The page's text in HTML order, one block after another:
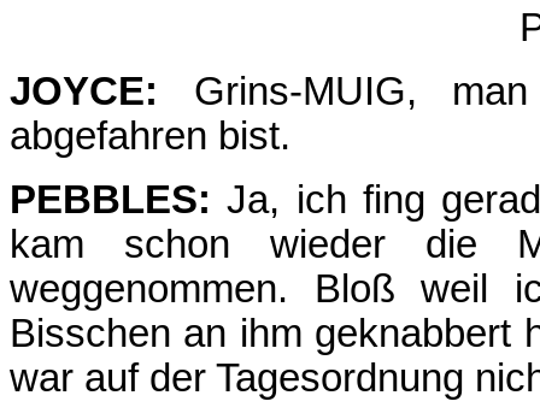
JOYCE: Grins-MUIG,
abgefahren bist.
PEBBLES: Ja, ich fing
kam schon wieder die
weggenommen. Bloß weil
Bisschen an ihm geknabbert
war auf der Tagesordnung